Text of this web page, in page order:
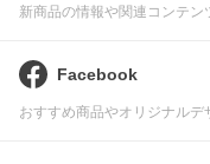
新商品の情報や関連コンテン
Facebook
おすすめ商品やオリジナル